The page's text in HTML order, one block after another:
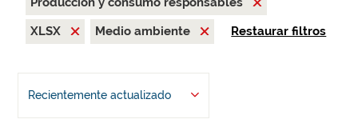
XLSX
Medio ambiente Restaurar filtros
Recientemente actualizado